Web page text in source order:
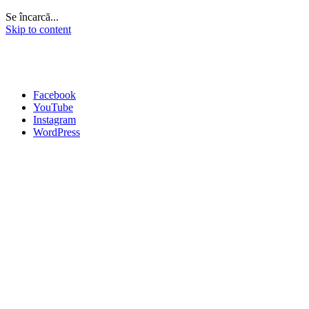
Se încarcă...
Skip to content
Facebook
YouTube
Instagram
WordPress